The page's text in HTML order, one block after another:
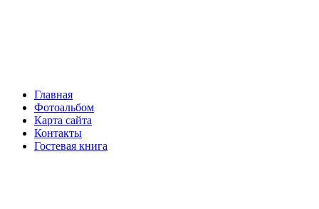
Главная
Фотоальбом
Карта сайта
Контакты
Гостевая книга